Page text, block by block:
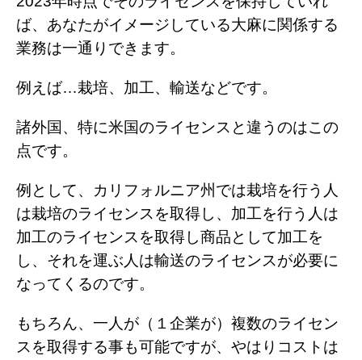
ば、あなたがイメージしている大麻に関係する
業務は一通りできます。
例えば…栽培、加工、輸送などです。
諸外国、特に米国のライセンスと違うのはこの
点です。
例として、カリフォルニア州では栽培を行う人
は栽培のライセンスを取得し、加工を行う人は
加工のライセンスを取得し商品として加工を
し、それを運ぶ人は輸送のライセンスが必要に
なってくるのです。
もちろん、一人が（１企業が）複数のライセン
スを取得する事も可能ですが、やはりコストは